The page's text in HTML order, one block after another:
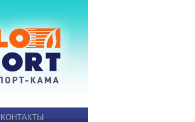
КОНТАКТЫ